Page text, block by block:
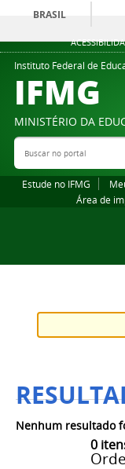
BRASIL
Instituto Federal de
IFMG
MINISTÉRIO DA
Buscar no portal
Estude no IFMG
Área de
0
Nenhum resultado